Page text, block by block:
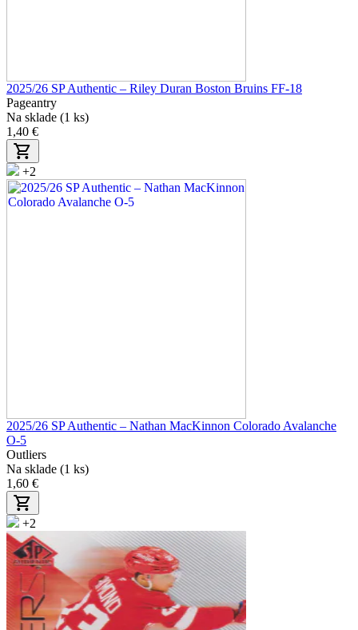
2025/26 SP Authentic – Riley Duran Boston Bruins FF-18
Pageantry
Na sklade (1 ks)
1,40 €
+2
2025/26 SP Authentic – Nathan MacKinnon Colorado Avalanche
O-5
Outliers
Na sklade (1 ks)
1,60 €
+2